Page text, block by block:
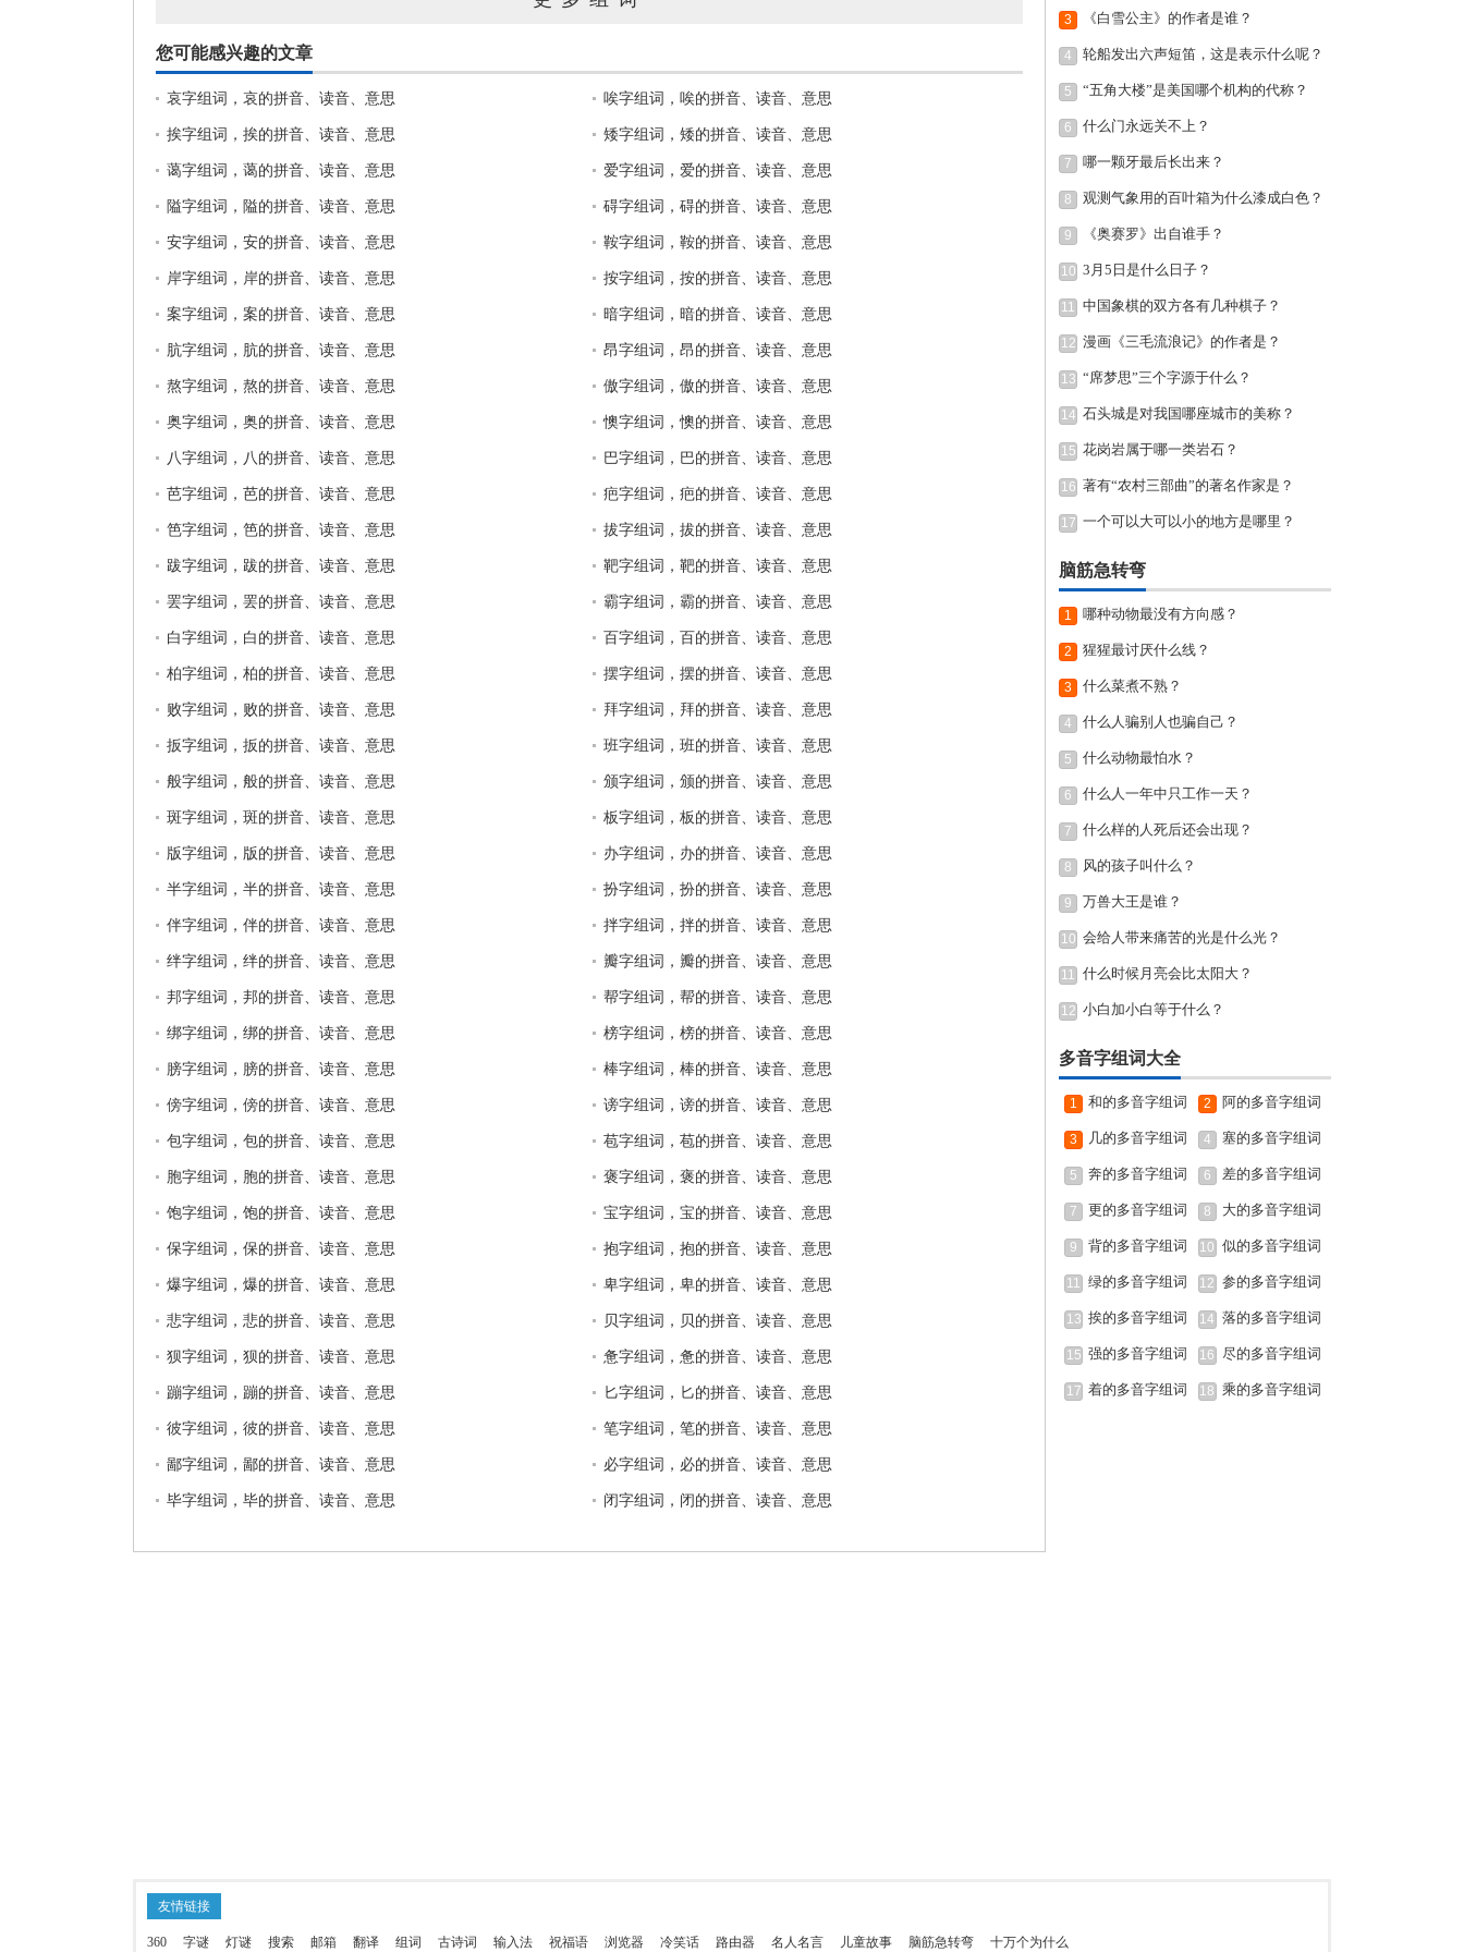
您可能感兴趣的文章
哀字组词，哀的拼音、读音、意思 唉字组词，唉的拼音、读音、意思
挨字组词，挨的拼音、读音、意思 矮字组词，矮的拼音、读音、意思
蔼字组词，蔼的拼音、读音、意思 爱字组词，爱的拼音、读音、意思
隘字组词，隘的拼音、读音、意思 碍字组词，碍的拼音、读音、意思
安字组词，安的拼音、读音、意思 鞍字组词，鞍的拼音、读音、意思
岸字组词，岸的拼音、读音、意思 按字组词，按的拼音、读音、意思
案字组词，案的拼音、读音、意思 暗字组词，暗的拼音、读音、意思
肮字组词，肮的拼音、读音、意思 昂字组词，昂的拼音、读音、意思
熬字组词，熬的拼音、读音、意思 傲字组词，傲的拼音、读音、意思
奥字组词，奥的拼音、读音、意思 懊字组词，懊的拼音、读音、意思
八字组词，八的拼音、读音、意思 巴字组词，巴的拼音、读音、意思
芭字组词，芭的拼音、读音、意思 疤字组词，疤的拼音、读音、意思
笆字组词，笆的拼音、读音、意思 拔字组词，拔的拼音、读音、意思
跋字组词，跋的拼音、读音、意思 靶字组词，靶的拼音、读音、意思
罢字组词，罢的拼音、读音、意思 霸字组词，霸的拼音、读音、意思
白字组词，白的拼音、读音、意思 百字组词，百的拼音、读音、意思
柏字组词，柏的拼音、读音、意思 摆字组词，摆的拼音、读音、意思
败字组词，败的拼音、读音、意思 拜字组词，拜的拼音、读音、意思
扳字组词，扳的拼音、读音、意思 班字组词，班的拼音、读音、意思
般字组词，般的拼音、读音、意思 颁字组词，颁的拼音、读音、意思
斑字组词，斑的拼音、读音、意思 板字组词，板的拼音、读音、意思
版字组词，版的拼音、读音、意思 办字组词，办的拼音、读音、意思
半字组词，半的拼音、读音、意思 扮字组词，扮的拼音、读音、意思
伴字组词，伴的拼音、读音、意思 拌字组词，拌的拼音、读音、意思
绊字组词，绊的拼音、读音、意思 瓣字组词，瓣的拼音、读音、意思
邦字组词，邦的拼音、读音、意思 帮字组词，帮的拼音、读音、意思
绑字组词，绑的拼音、读音、意思 榜字组词，榜的拼音、读音、意思
膀字组词，膀的拼音、读音、意思 棒字组词，棒的拼音、读音、意思
傍字组词，傍的拼音、读音、意思 谤字组词，谤的拼音、读音、意思
包字组词，包的拼音、读音、意思 苞字组词，苞的拼音、读音、意思
胞字组词，胞的拼音、读音、意思 褒字组词，褒的拼音、读音、意思
饱字组词，饱的拼音、读音、意思 宝字组词，宝的拼音、读音、意思
保字组词，保的拼音、读音、意思 抱字组词，抱的拼音、读音、意思
爆字组词，爆的拼音、读音、意思 卑字组词，卑的拼音、读音、意思
悲字组词，悲的拼音、读音、意思 贝字组词，贝的拼音、读音、意思
狈字组词，狈的拼音、读音、意思 惫字组词，惫的拼音、读音、意思
蹦字组词，蹦的拼音、读音、意思 匕字组词，匕的拼音、读音、意思
彼字组词，彼的拼音、读音、意思 笔字组词，笔的拼音、读音、意思
鄙字组词，鄙的拼音、读音、意思 必字组词，必的拼音、读音、意思
毕字组词，毕的拼音、读音、意思 闭字组词，闭的拼音、读音、意思
3 《白雪公主》的作者是谁？
4 轮船发出六声短笛，这是表示什么呢？
5 “五角大楼”是美国哪个机构的代称？
6 什么门永远关不上？
7 哪一颗牙最后长出来？
8 观测气象用的百叶箱为什么漆成白色？
9 《奥赛罗》出自谁手？
10 3月5日是什么日子？
11 中国象棋的双方各有几种棋子？
12 漫画《三毛流浪记》的作者是？
13 “席梦思”三个字源于什么？
14 石头城是对我国哪座城市的美称？
15 花岗岩属于哪一类岩石？
16 著有“农村三部曲”的著名作家是？
17 一个可以大可以小的地方是哪里？
脑筋急转弯
1 哪种动物最没有方向感？
2 猩猩最讨厌什么线？
3 什么菜煮不熟？
4 什么人骗别人也骗自己？
5 什么动物最怕水？
6 什么人一年中只工作一天？
7 什么样的人死后还会出现？
8 风的孩子叫什么？
9 万兽大王是谁？
10 会给人带来痛苦的光是什么光？
11 什么时候月亮会比太阳大？
12 小白加小白等于什么？
多音字组词大全
1 和的多音字组词 2 阿的多音字组词
3 几的多音字组词 4 塞的多音字组词
5 奔的多音字组词 6 差的多音字组词
7 更的多音字组词 8 大的多音字组词
9 背的多音字组词 10 似的多音字组词
11 绿的多音字组词 12 参的多音字组词
13 挨的多音字组词 14 落的多音字组词
15 强的多音字组词 16 尽的多音字组词
17 着的多音字组词 18 乘的多音字组词
友情链接
360 字谜 灯谜 搜索 邮箱 翻译 组词 古诗词 输入法 祝福语 浏览器 冷笑话 路由器 名人名言 儿童故事 脑筋急转弯 十万个为什么